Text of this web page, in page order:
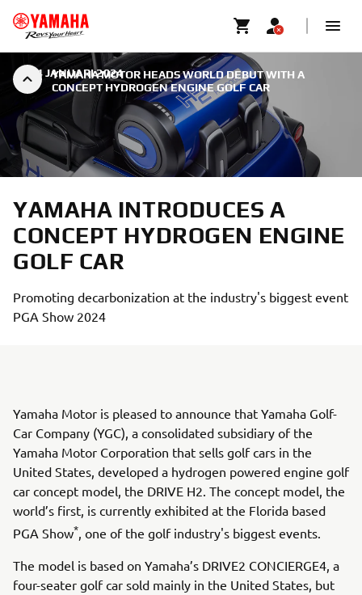
YAMAHA MOTOR HEADS WORLD DEBUT WITH A
CONCEPT HYDROGEN ENGINE GOLF CAR
24 JANUARI 2024
YAMAHA INTRODUCES A
CONCEPT HYDROGEN ENGINE
GOLF CAR
Promoting decarbonization at the industry's biggest event
PGA Show 2024
Yamaha Motor is pleased to announce that Yamaha Golf-
Car Company (YGC), a consolidated subsidiary of the
Yamaha Motor Corporation that sells golf cars in the
United States, developed a hydrogen powered engine golf
car concept model, the DRIVE H2. The concept model, the
world’s first, is currently exhibited at the Florida based
PGA Show*, one of the golf industry's biggest events.
The model is based on Yamaha’s DRIVE2 CONCIERGE4, a
four-seater golf car sold mainly in the United States, but